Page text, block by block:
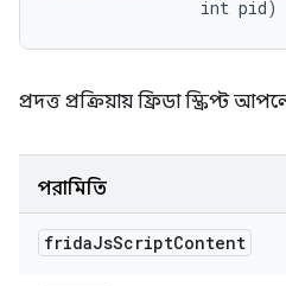
                int pid)
প্রদত্ত প্রক্রিয়ায় ফ্রিডা স্ক্রিপ্ট
পরামিতি
fridaJsScriptContent